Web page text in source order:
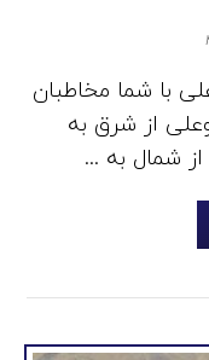
با شما مخاطبان
از شرق به
شمال به ...